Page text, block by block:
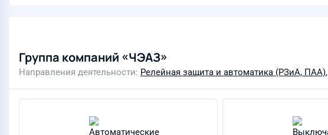
Группа компаний «ЧЭАЗ»
Направления деятельности Релейная защита и автоматика (РЗиА, ПАА),